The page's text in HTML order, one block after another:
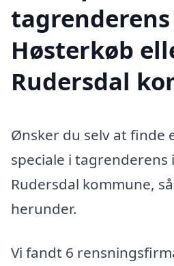
Høsterkøb
Rudersdal
Ønsker du selv at finde
speciale i
Rudersdal kommune,
herunder.
Vi fandt 6